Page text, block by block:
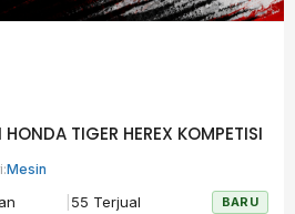
TIGER HEREX KOMPETISI
Mesin
55 Terjual BARU